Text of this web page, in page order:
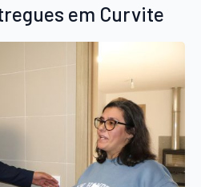
em Curvite